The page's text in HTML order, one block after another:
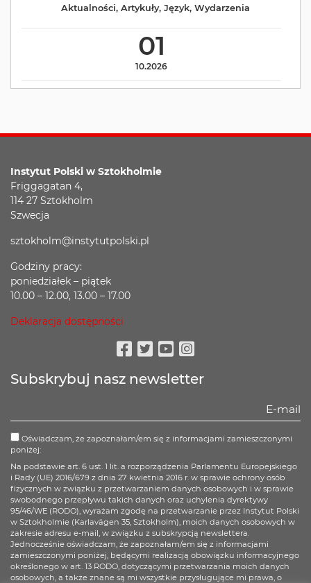
01
10.2026
Aktualności, Artykuły, Język, Wydarzenia
Instytut Polski w Sztokholmie
Friggagatan 4,
114 27 Sztokholm
Szwecja
sztokholm@instytutpolski.pl
Godziny pracy:
poniedziałek – piątek
10.00 – 12.00, 13.00 – 17.00
Deklaracja dostępności
Facebook
Twitter
Youtube
Instagram
Subskrybuj nasz newsletter
Oświadczam, że zapoznałam/em się z informacjami zamieszczonymi
poniżej:
Na podstawie art. 6 ust. 1 lit. a rozporządzenia Parlamentu Europejskiego
i Rady (UE) 2016/679 z dnia 27 kwietnia 2016 r. w sprawie ochrony osób
fizycznych w związku z przetwarzaniem danych osobowych i w sprawie
swobodnego przepływu takich danych oraz uchylenia dyrektywy
95/46/WE (RODO), wyrażam zgodę na przetwarzanie przez Instytut Polski
w Sztokholmie (Karlavägen 35, Sztokholm), moich danych osobowych w
zakresie adresu e-mail, w związku z subskrypcją newslettera.
Jednocześnie oświadczam, że zapoznałam/em się z informacjami
zamieszczonymi poniżej, będącymi realizacją obowiązku informacyjnego
określonego w art. 13 RODO, dotyczącymi przetwarzania moich danych
osobowych, a także znane są mi wszystkie przysługujące mi prawa, o